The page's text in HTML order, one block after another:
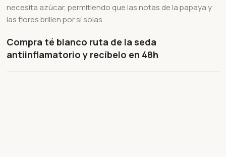
necesita azúcar, permitiendo que las notas de la papaya y
las flores brillen por sí solas.
Compra té blanco ruta de la seda
antiinflamatorio y recíbelo en 48h